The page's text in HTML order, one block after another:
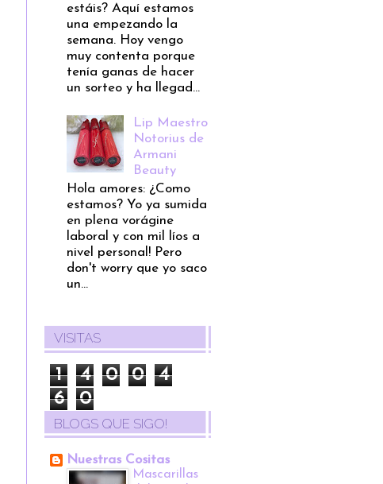
estáis? Aquí estamos
una empezando la
semana. Hoy vengo
muy contenta porque
tenía ganas de hacer
un sorteo y ha llegad...
Lip Maestro
Notorius de
Armani
Beauty
Hola amores: ¿Como
estamos? Yo ya sumida
en plena vorágine
laboral y con mil líos a
nivel personal! Pero
don't worry que yo saco
un...
VISITAS
1 4 0 0
4
6
0
BLOGS QUE SIGO!
Nuestras Cositas
Mascarillas